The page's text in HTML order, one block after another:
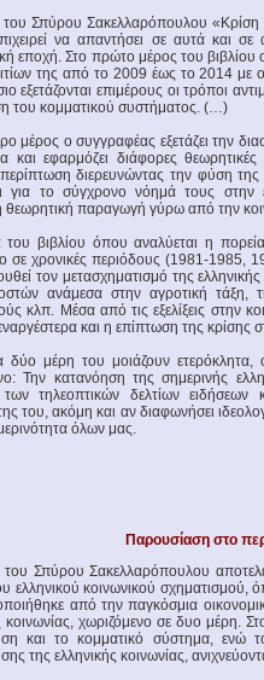
του Σπύρου Σακελλαρόπουλου
να απαντήσει σε αυτά και
εποχή. Στο πρώτο μέρος του
της από το 2009 έως το 2014 με
εξετάζονται επιμέρους οι τρόποι
του κομματικού συστήματος. (…)
μέρος ο συγγραφέας εξετάζει την
και εφαρμόζει διάφορες
διερευνώντας την φύση της
για το σύγχρονο νόημά τους στην
θεωρητική παραγωγή γύρω από την
βιβλίου όπου αναλύεται η
σε χρονικές περιόδους (1981-
τον μετασχηματισμό της
ανάμεσα στην αγροτική τάξη,
κλπ. Μέσα από τις εξελίξεις στην
και η επίπτωση της
δύο μέρη του μοιάζουν
Την κατανόηση της σημερινής
τηλεοπτικών δελτίων
του, ακόμη και αν διαφωνήσει
όλων μας.
Παρουσίαση στο
του Σπύρου Σακελλαρόπουλου
ελληνικού κοινωνικού σχηματισμού,
από την παγκόσμια
κοινωνίας, χωριζόμενο σε δυο μέρη.
και το κομματικό σύστημα, ενώ
της ελληνικής κοινωνίας,